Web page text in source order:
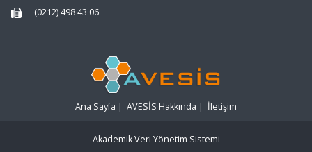
(0212) 498 43 06
Ana Sayfa | AVESİS Hakkında | İletişim
Akademik Veri Yönetim Sistemi